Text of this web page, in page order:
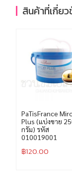
สินค้าที่เกี่ย
PaTisFrance
Plus (แบ่งขาย
กรัม) รหัส
010019001
฿120.00